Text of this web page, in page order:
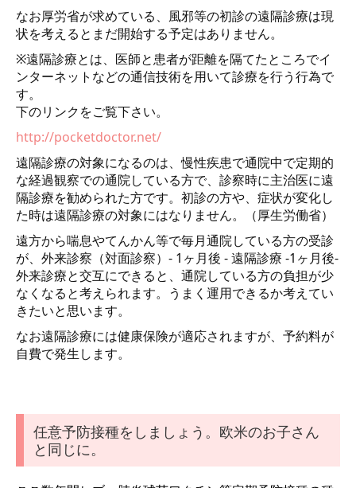
なお厚労省が求めている、風邪等の初診の遠隔診療は現
状を考えるとまだ開始する予定はありません。
※遠隔診療とは、医師と患者が距離を隔てたところでイ
ンターネットなどの通信技術を用いて診療を行う行為で
す。
下のリンクをご覧下さい。
http://pocketdoctor.net/
遠隔診療の対象になるのは、慢性疾患で通院中で定期的
な経過観察での通院している方で、診察時に主治医に遠
隔診療を勧められた方です。初診の方や、症状が変化し
た時は遠隔診療の対象にはなりません。（厚生労働省）
遠方から喘息やてんかん等で毎月通院している方の受診
が、外来診察（対面診察）- 1ヶ月後 - 遠隔診療 -1ヶ月後-
外来診療と交互にできると、通院している方の負担が少
なくなると考えられます。うまく運用できるか考えてい
きたいと思います。
なお遠隔診療には健康保険が適応されますが、予約料が
自費で発生します。
任意予防接種をしましょう。欧米のお子さん
と同じに。